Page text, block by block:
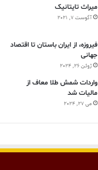
ميراث تايتانيک
آگوست 7, 2021
فیروزه، از ایران باستان تا اقتصاد
جهانی
ژوئن 26, 2024
واردات شمش طلا معاف از
مالیات شد
می 27, 2024